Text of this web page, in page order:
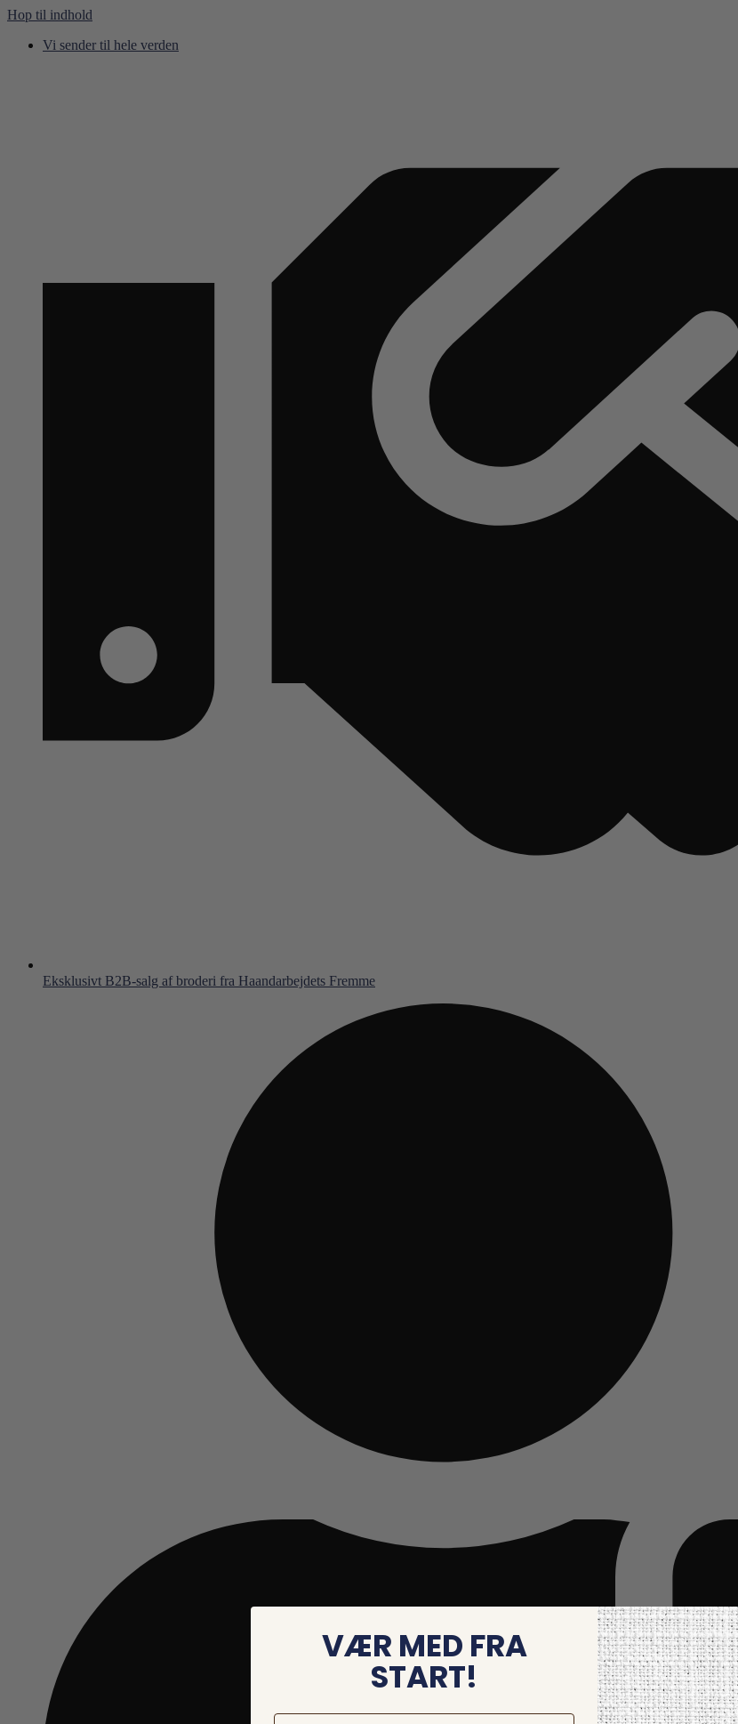
Hop til indhold
Vi sender til hele verden
Eksklusivt B2B-salg af broderi fra Haandarbejdets Fremme
VÆR MED FRA
START!